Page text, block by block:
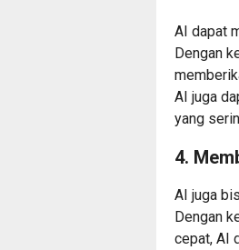
AI dapat
Dengan
AI juga
yang
4.
AI juga
Dengan
cepat, AI